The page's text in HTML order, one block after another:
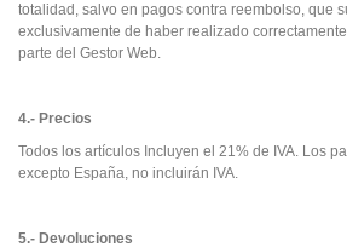
totalidad, salvo en pagos contra reembolso, que
exclusivamente de haber realizado
parte del Gestor Web.
4.- Precios
Todos los artículos Incluyen el 21% de IVA. Los
excepto España, no incluirán IVA.
5.- Devoluciones